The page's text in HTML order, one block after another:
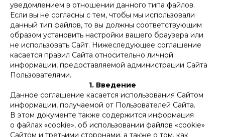
уведомлением в отношении данного типа файлов.
Если вы не согласны с тем, чтобы мы использовали
данный тип файлов, то вы должны соответствующим
образом установить настройки вашего браузера или
не использовать Сайт. Нижеследующее соглашение
касается правил Сайта относительно личной
информации, предоставляемой администрации Сайта
Пользователями.
1. Введение
Данное соглашение касается использования Сайтом
информации, получаемой от Пользователей Сайта.
В этом документе также содержится информация
о файлах «cookie», об использовании файлов «cookie»
Сайтом и третьими сторонами, а также о том, как